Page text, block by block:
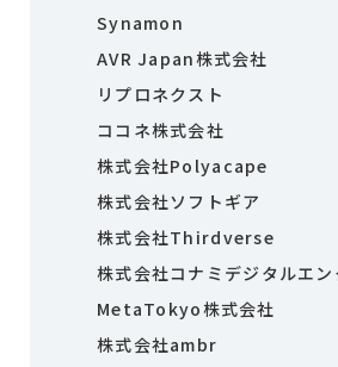
Synamon
AVR Japan株式会社
リプロネクスト
ココネ株式会社
株式会社Polyacape
株式会社ソフトギア
株式会社Thirdverse
株式会社コナミデジタルエン
MetaTokyo株式会社
株式会社ambr